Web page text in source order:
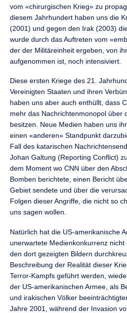
vom «chirurgischen Krieg» zu
diesem Jahrhundert haben uns die
(2001) und gegen den Irak (2003)
wurde durch das Auftreten vom
der der Militäreinheit ergeben, von
aufgenommen ist, noch intensiviert.
Diese ersten Kriege des 21.
Vereinigten Staaten und ihren
haben uns aber auch enthüllt, dass
mehr das Nachrichtenmonopol über
besitzen. Neue Medien haben uns
einen «anderen» Standpunkt
Fall des katarischen
Johan Galtung (Reporting Conflict)
dem Moment wo CNN über den
Bomben berichtete, einen Bericht
Gebiet sendete und über die
Folgen dieser Angriffe, die nicht so
uns sagen wollen.
Natürlich hat die US-amerikanische
unerwartete Medienkonkurrenz
den dort gezeigten Bildern
Beschreibung der Realität dieser
Terror-Kampfs geführt werden,
der US-amerikanischen Armee, als
und irakischen Völker
Jahre 2001, während der Invasion